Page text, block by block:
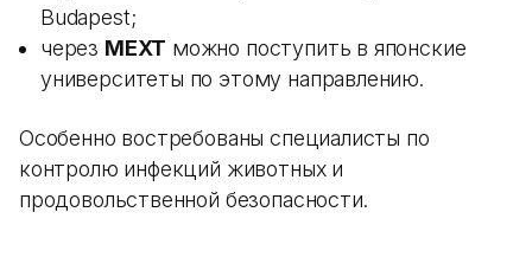
Budapest;
через MEXT можно поступить в японские
университеты по этому направлению.
Особенно востребованы специалисты по
контролю инфекций животных и
продовольственной безопасности.